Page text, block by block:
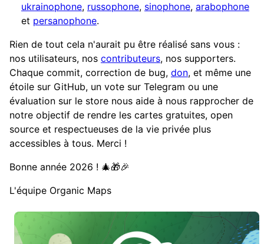
ukrainophone, russophone, sinophone, arabophone
et persanophone.
Rien de tout cela n'aurait pu être réalisé sans vous :
nos utilisateurs, nos contributeurs, nos supporters.
Chaque commit, correction de bug, don, et même une
étoile sur GitHub, un vote sur Telegram ou une
évaluation sur le store nous aide à nous rapprocher de
notre objectif de rendre les cartes gratuites, open
source et respectueuses de la vie privée plus
accessibles à tous. Merci !
Bonne année 2026 ! 🎄🎁🎉
L'équipe Organic Maps